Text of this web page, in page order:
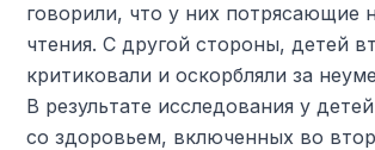
говорили, что у них потрясающие
чтения. С другой стороны, детей
критиковали и оскорбляли за
В результате исследования у
со здоровьем, включенных во